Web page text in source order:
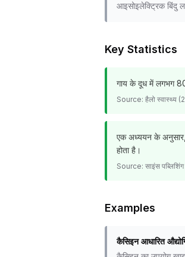
आइसोइलेक्ट्रिक बिंदु
Key Statistics
गाय के दूध में लगभग
Source: हैलो स्वास्थ्य
एक अध्ययन के अनुसार,
होता है।
Source: साइंस
Examples
कैसिइन आधारित